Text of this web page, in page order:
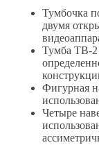
Тумбочка
двумя
Тумба ТВ-2
Фигурная
Четыре